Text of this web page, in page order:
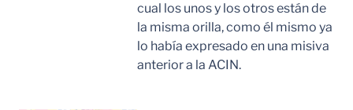
cual los unos y los otros están de
la misma orilla, como él mismo ya
lo había expresado en una misiva
anterior a la ACIN.